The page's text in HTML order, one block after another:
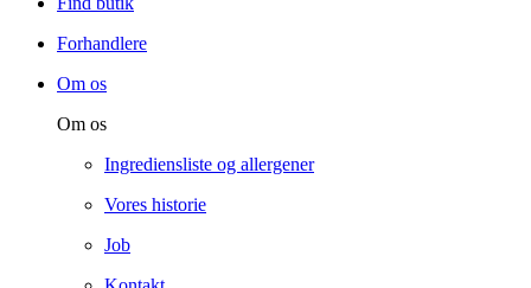
Forhandlere
Om os
Om os
Ingrediensliste og allergener
Vores historie
Job